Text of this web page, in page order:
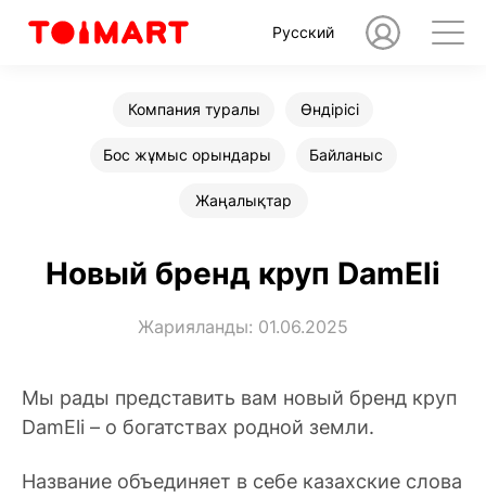
Русский
Компания туралы Өндірісі
Бос жұмыс орындары Байланыс
Жаңалықтар
Новый бренд круп DamEli
Жарияланды: 01.06.2025
Мы рады представить вам новый бренд круп
DamEli – о богатствах родной земли.
Название объединяет в себе казахские слова